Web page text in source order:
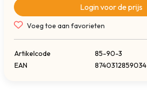
Login voor de prijs
Voeg toe aan favorieten
Artikelcode
85-90-3
EAN
8740312859034